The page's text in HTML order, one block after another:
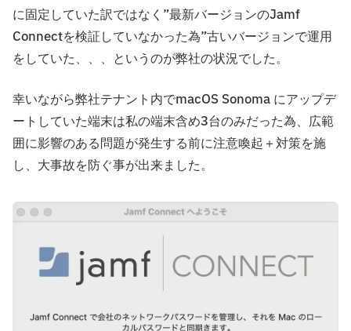
に固定していた訳ではなく”最新バージョンのJamf
Connectを検証していなかった為”古いバージョンで運用
をしていた、、、というのが弊社の状況でした。
幸いながら弊社テナント内でmacOS Sonoma にアップデ
ートしていた端末は私の端末含め3台のみだった為、広範
囲に影響のある問題が発生する前に注意喚起＋対策を施
し、大事故を防ぐ事が出来ました。